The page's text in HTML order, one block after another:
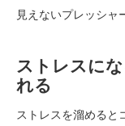
見えないプレッシャ
ストレスに
れる
ストレスを溜めると